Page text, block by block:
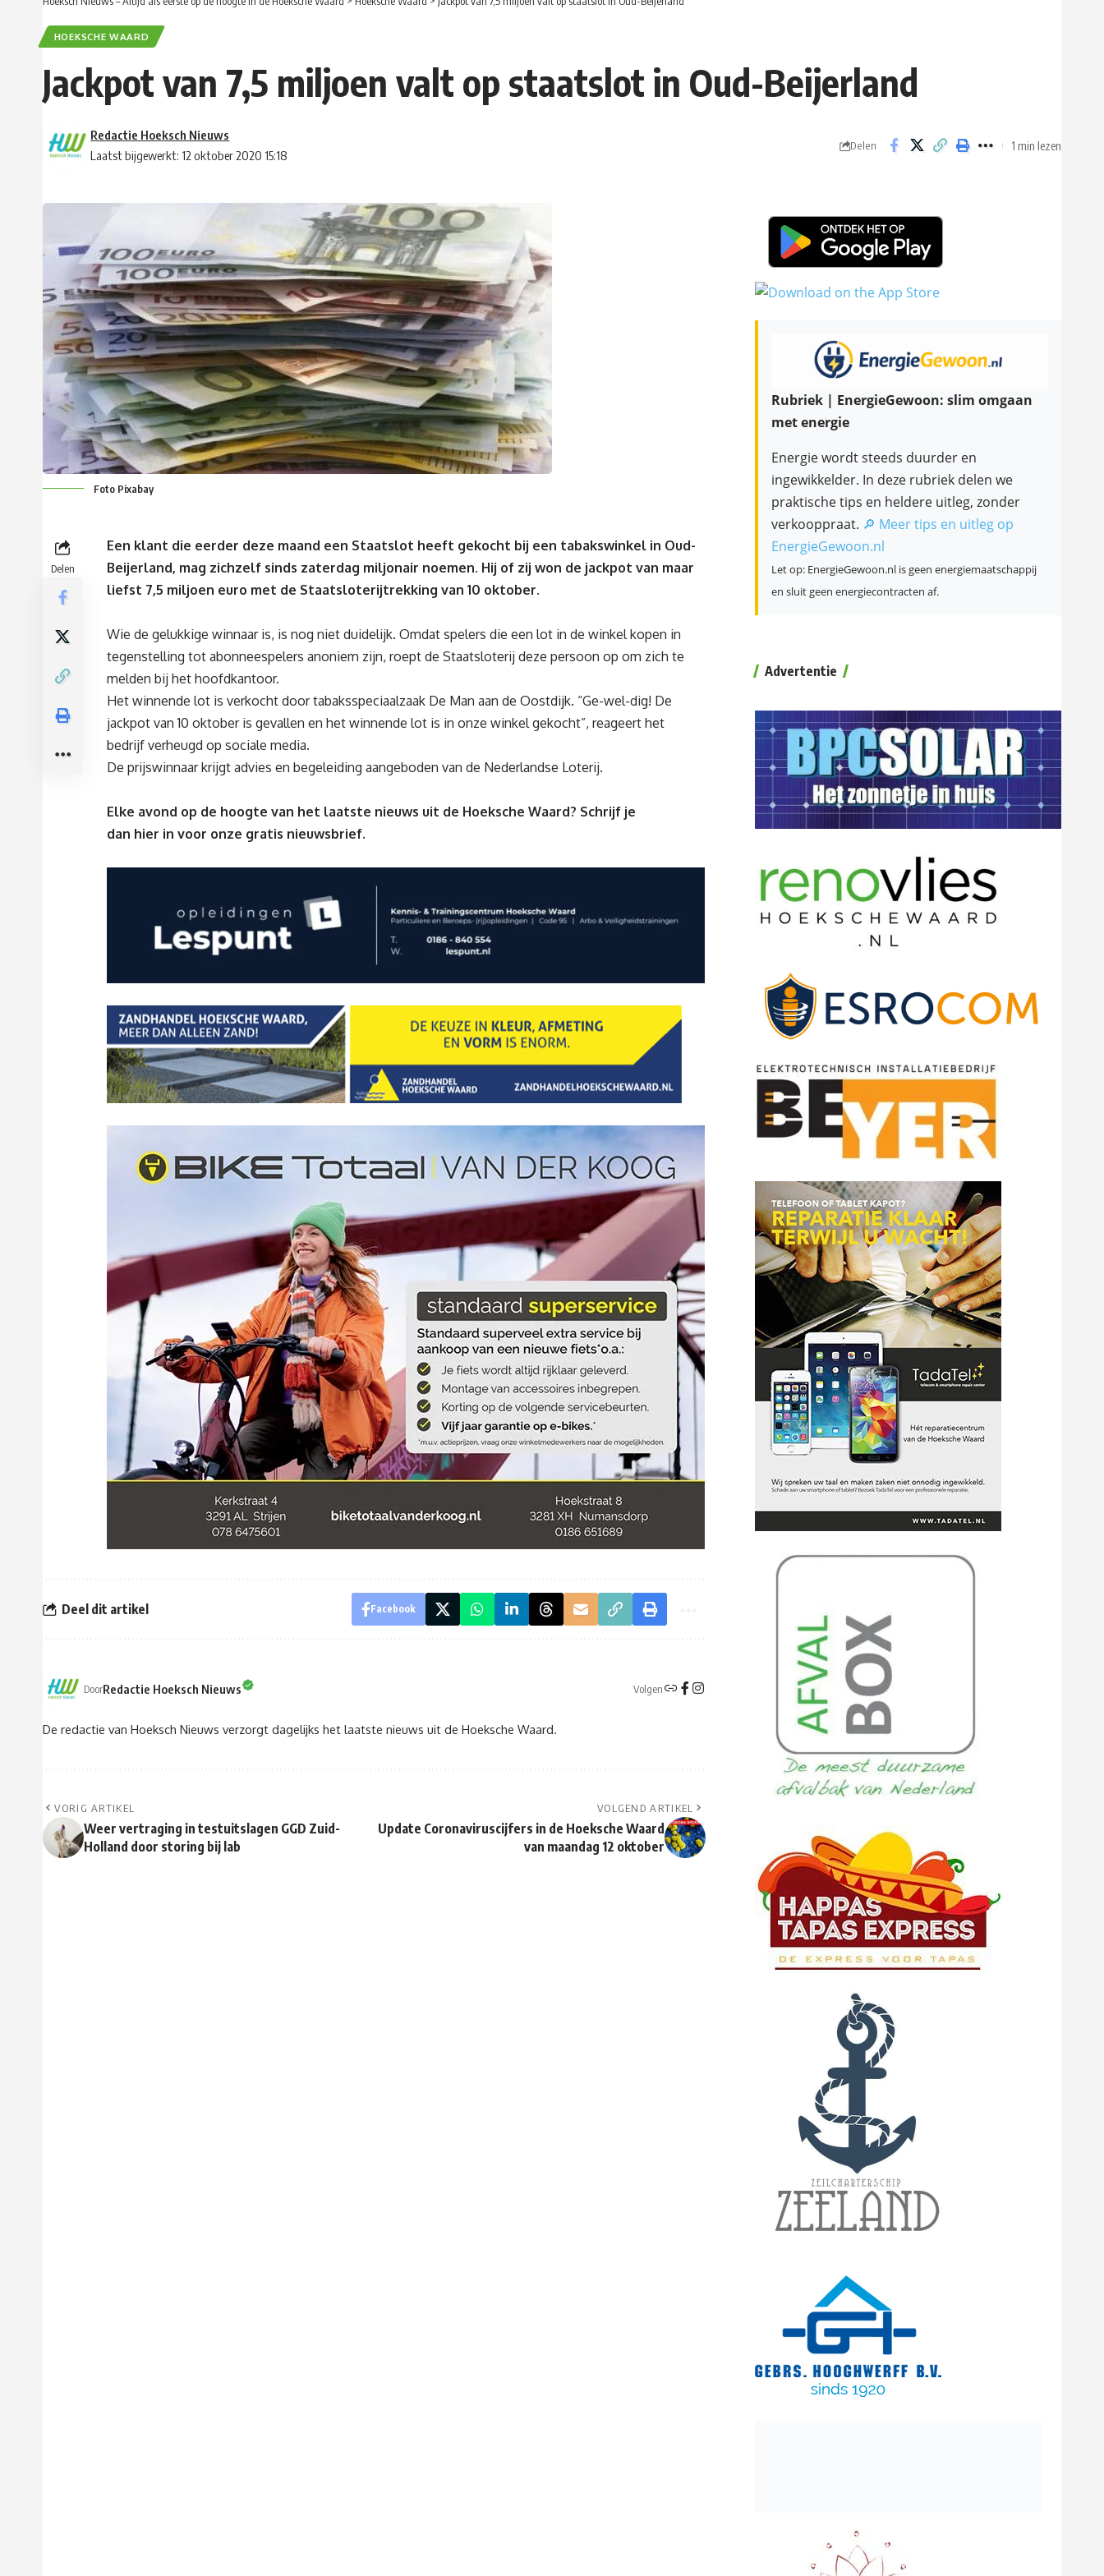
HOEKSCHE WAARD
Jackpot van 7,5 miljoen valt op staatslot in Oud-Beijerland
Laatst bijgewerkt: 12 oktober 2020 15:18
Redactie Hoeksch Nieuws
Delen 1 min lezen
Foto Pixabay
Delen
Een klant die eerder deze maand een Staatslot heeft gekocht bij een tabakswinkel in Oud-
Beijerland, mag zichzelf sinds zaterdag miljonair noemen. Hij of zij won de jackpot van maar
liefst 7,5 miljoen euro met de Staatsloterijtrekking van 10 oktober.
Wie de gelukkige winnaar is, is nog niet duidelijk. Omdat spelers die een lot in de winkel kopen in
tegenstelling tot abonneespelers anoniem zijn, roept de Staatsloterij deze persoon op om zich te
melden bij het hoofdkantoor.
Het winnende lot is verkocht door tabaksspeciaalzaak De Man aan de Oostdijk. “Ge-wel-dig! De
jackpot van 10 oktober is gevallen en het winnende lot is in onze winkel gekocht”, reageert het
bedrijf verheugd op sociale media.
De prijswinnaar krijgt advies en begeleiding aangeboden van de Nederlandse Loterij.
Elke avond op de hoogte van het laatste nieuws uit de Hoeksche Waard? Schrijf je
dan hier in voor onze gratis nieuwsbrief.
Deel dit artikel Facebook
DoorRedactie Hoeksch Nieuws Volgen
De redactie van Hoeksch Nieuws verzorgt dagelijks het laatste nieuws uit de Hoeksche Waard.
VORIG ARTIKEL
Weer vertraging in testuitslagen GGD Zuid-
Holland door storing bij lab
VOLGEND ARTIKEL
Update Coronaviruscijfers in de Hoeksche Waard
van maandag 12 oktober
Rubriek | EnergieGewoon: slim omgaan
met energie
Energie wordt steeds duurder en
ingewikkelder. In deze rubriek delen we
praktische tips en heldere uitleg, zonder
verkooppraat. 🔎 Meer tips en uitleg op
EnergieGewoon.nl
Let op: EnergieGewoon.nl is geen energiemaatschappij
en sluit geen energiecontracten af.
Advertentie